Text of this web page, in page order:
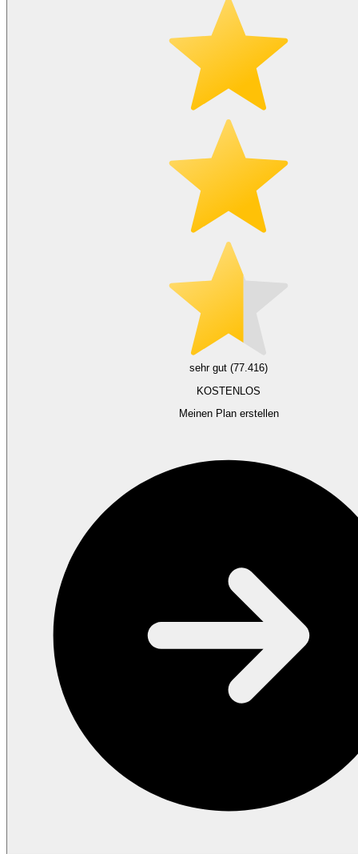
sehr gut (77.416)
KOSTENLOS
Meinen Plan erstellen